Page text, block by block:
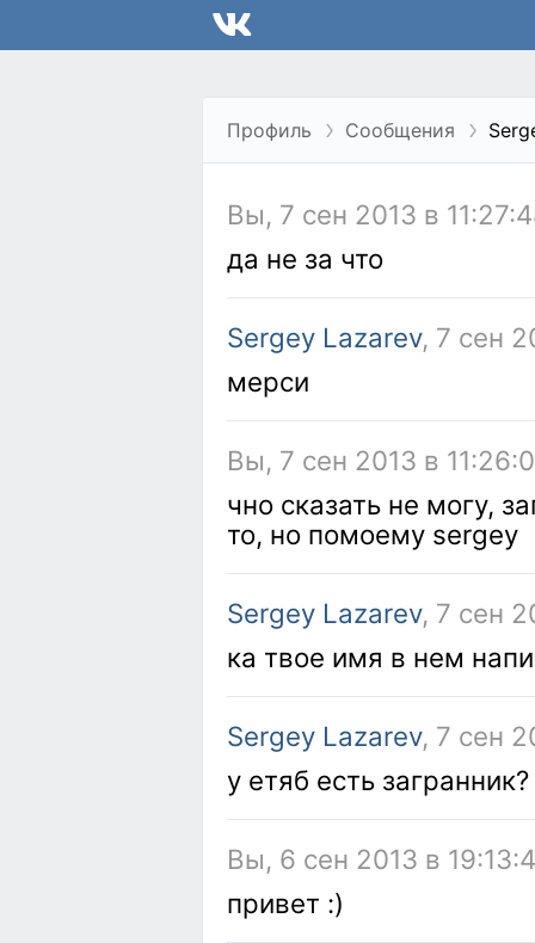
Профиль Сообщения
Вы, 7 сен 2013 в
да не за что
Sergey Lazarev, 7 сен
мерси
Вы, 7 сен 2013 в
чно сказать не могу,
то, но помоему sergey
Sergey Lazarev, 7 сен
ка твое имя в нем
Sergey Lazarev, 7 сен
у етяб есть загранник?
Вы, 6 сен 2013 в
привет :)